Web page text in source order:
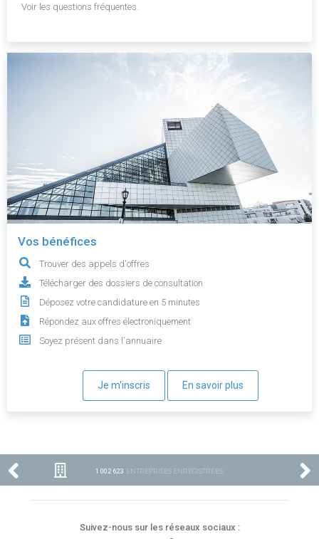
Voir les questions fréquentes.
Vos bénéfices
Trouver des appels d'offres
Télécharger des dossiers de consultation
Déposez votre candidature en 5 minutes
Répondez aux offres électroniquement
Soyez présent dans l'annuaire
Je m'inscris En savoir plus
1 002 623 ENTREPRISES ENREGISTRÉES
Suivez-nous sur les réseaux sociaux :